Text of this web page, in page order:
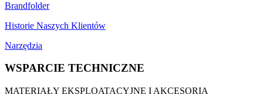
Brandfolder
Historie Naszych Klientów
Narzędzia
WSPARCIE TECHNICZNE
MATERIAŁY EKSPLOATACYJNE I AKCESORIA